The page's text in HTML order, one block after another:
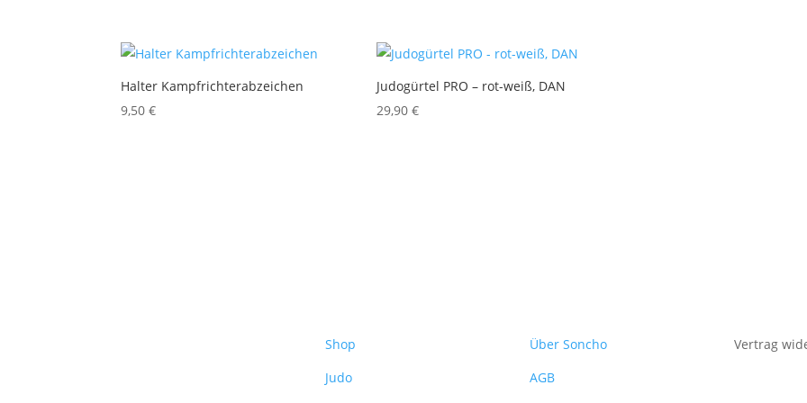
Halter Kampfrichterabzeichen
9,50€
Judogürtel PRO – rot-weiß, DAN
29,90 €
Shop
Judo
Über Soncho
AGB
Vertrag